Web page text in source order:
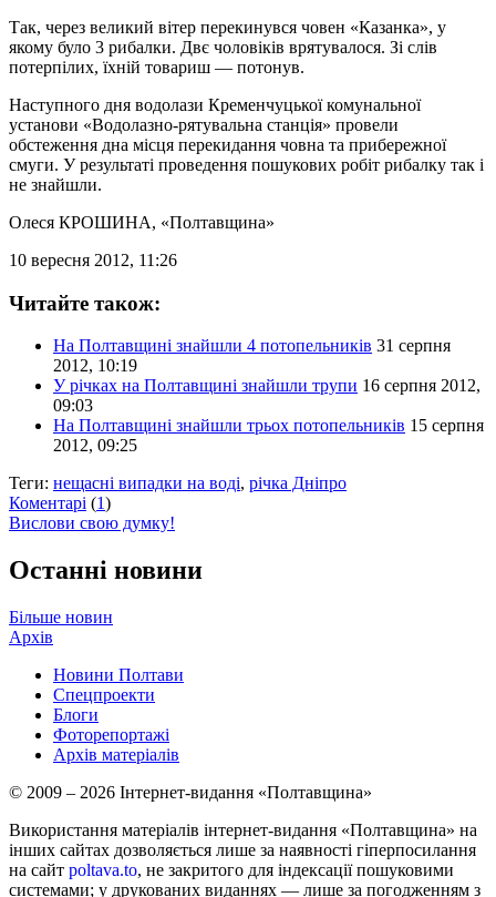
Так, через великий вітер перекинувся човен «Казанка», у
якому було 3 рибалки. Двє чоловіків врятувалося. Зі слів
потерпілих, їхній товариш — потонув.
Наступного дня водолази Кременчуцької комунальної
установи «Водолазно-рятувальна станція» провели
обстеження дна місця перекидання човна та прибережної
смуги. У результаті проведення пошукових робіт рибалку так і
не знайшли.
Олеся КРОШИНА, «Полтавщина»
10 вересня 2012, 11:26
Читайте також:
На Полтавщині знайшли 4 потопельників 31 серпня
2012, 10:19
У річках на Полтавщині знайшли трупи 16 серпня 2012,
09:03
На Полтавщині знайшли трьох потопельників 15 серпня
2012, 09:25
Теги: нещасні випадки на воді, річка Дніпро
Коментарі (1)
Вислови свою думку!
Останні новини
Більше новин
Архів
Новини Полтави
Спецпроекти
Блоги
Фоторепортажі
Архів матеріалів
© 2009 – 2026 Інтернет-видання «Полтавщина»
Використання матеріалів інтернет-видання «Полтавщина» на
інших сайтах дозволяється лише за наявності гіперпосилання
на сайт poltava.to, не закритого для індексації пошуковими
системами; у друкованих виданнях — лише за погодженням з